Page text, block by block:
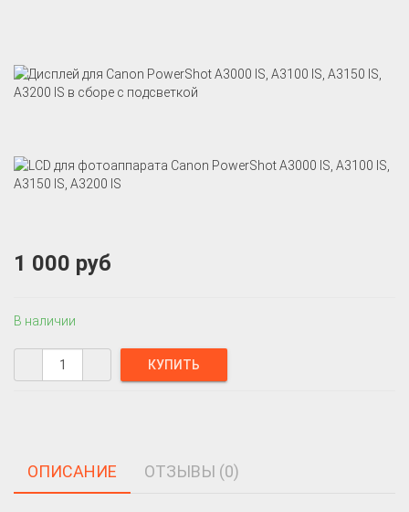
1 000 руб
В наличии
ОПИСАНИЕ ОТЗЫВЫ (0)